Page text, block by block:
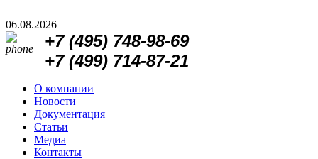
06.08.2026
+7 (495) 748-98-69
+7 (499) 714-87-21
О компании
Новости
Документация
Статьи
Медиа
Контакты